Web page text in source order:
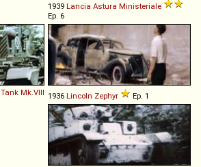
1939 Lancia Astura Ministeriale
Ep. 6
Tank Mk.VIII 1936 Lincoln Zephyr Ep. 1